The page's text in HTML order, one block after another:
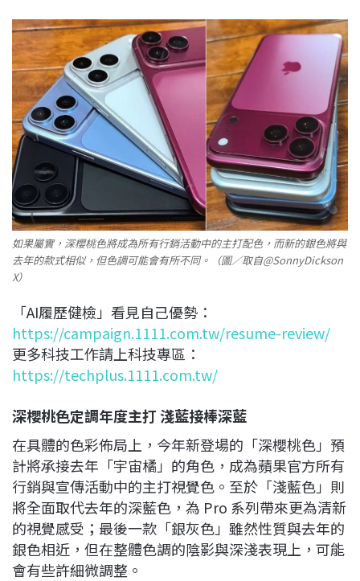
如果屬實，深櫻桃色將成為所有行銷活動中的主打配色，而新的銀色將與
去年的款式相似，但色調可能會有所不同。（圖／取自@SonnyDickson
X）
「AI履歷健檢」看見自己優勢：
https://campaign.1111.com.tw/resume-review/
更多科技工作請上科技專區：
https://techplus.1111.com.tw/
深櫻桃色定調年度主打 淺藍接棒深藍
在具體的色彩佈局上，今年新登場的「深櫻桃色」預
計將承接去年「宇宙橘」的角色，成為蘋果官方所有
行銷與宣傳活動中的主打視覺色。至於「淺藍色」則
將全面取代去年的深藍色，為 Pro 系列帶來更為清新
的視覺感受；最後一款「銀灰色」雖然性質與去年的
銀色相近，但在整體色調的陰影與深淺表現上，可能
會有些許細微調整。